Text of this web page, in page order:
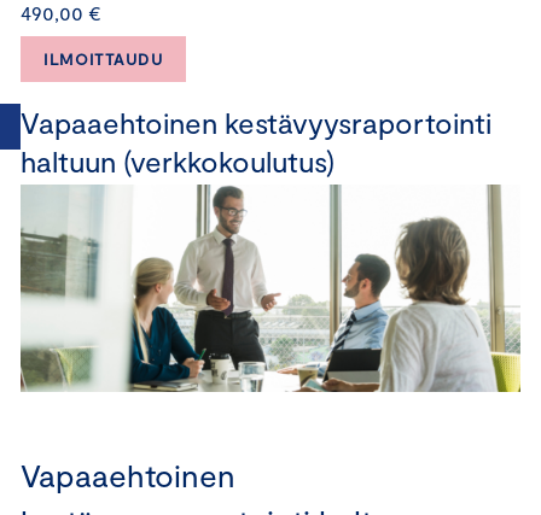
490,00 €
ILMOITTAUDU
Vapaaehtoinen kestävyysraportointi
haltuun (verkkokoulutus)
Vapaaehtoinen